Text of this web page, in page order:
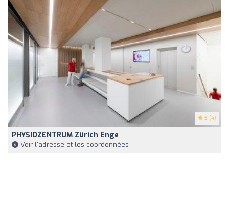
5 (4)
PHYSIOZENTRUM Zürich Enge
Voir l'adresse et les coordonnées